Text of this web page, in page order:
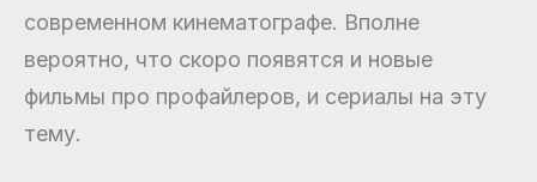
современном кинематографе. Вполне
вероятно, что скоро появятся и новые
фильмы про профайлеров, и сериалы на эту
тему.